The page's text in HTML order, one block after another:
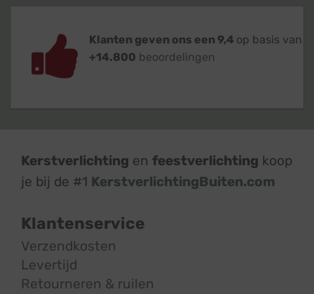
Klanten geven ons een 9,4 op basis van
+14.800 beoordelingen
Kerstverlichting en feestverlichting koop
je bij de #1 KerstverlichtingBuiten.com
Klantenservice
Verzendkosten
Levertijd
Retourneren & ruilen